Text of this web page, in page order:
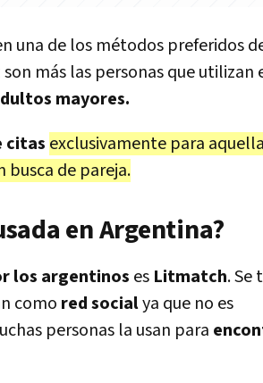
una de los métodos preferidos
son más las personas que utilizan
mayores.
citas exclusivamente para
busca de pareja.
en Argentina?
los argentinos es Litmatch. Se
como red socialya que no es
personas la usan para